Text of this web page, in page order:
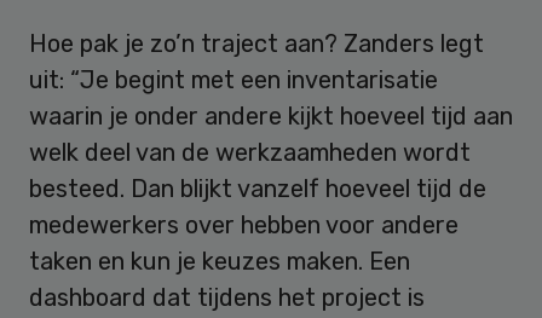
Hoe pak je zo’n traject aan? Zanders legt
uit: “Je begint met een inventarisatie
waarin je onder andere kijkt hoeveel tijd aan
welk deel van de werkzaamheden wordt
besteed. Dan blijkt vanzelf hoeveel tijd de
medewerkers over hebben voor andere
taken en kun je keuzes maken. Een
dashboard dat tijdens het project is